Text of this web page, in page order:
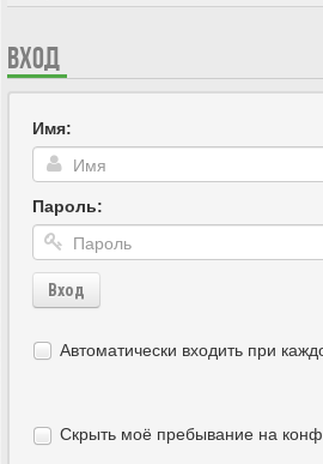
ВХОД
Имя:
Пароль:
Вход
Автоматически входить при
Скрыть моё пребывание на